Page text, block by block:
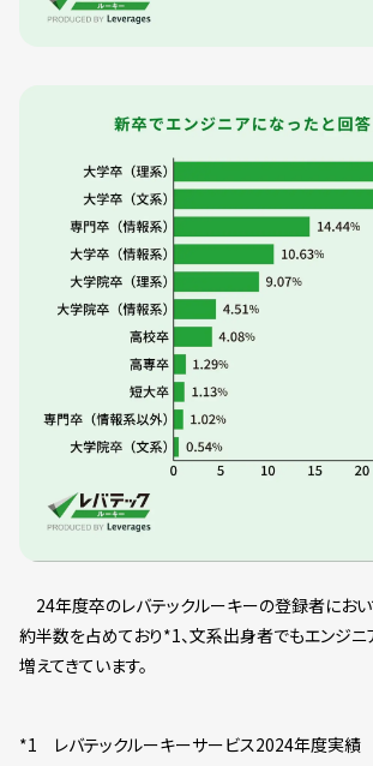
24年度卒のレバテックルーキーの登録者にお
約半数を占めており*1、文系出身者でもエンジ
増えてきています。
*1 レバテックルーキーサービス2024年度実績